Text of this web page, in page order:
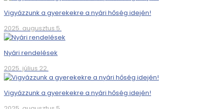
Vigyázzunk a gyerekekre a nyári hőség idején!
2025. augusztus 5.
Nyári rendelések
2025. július 22.
Vigyázzunk a gyerekekre a nyári hőség idején!